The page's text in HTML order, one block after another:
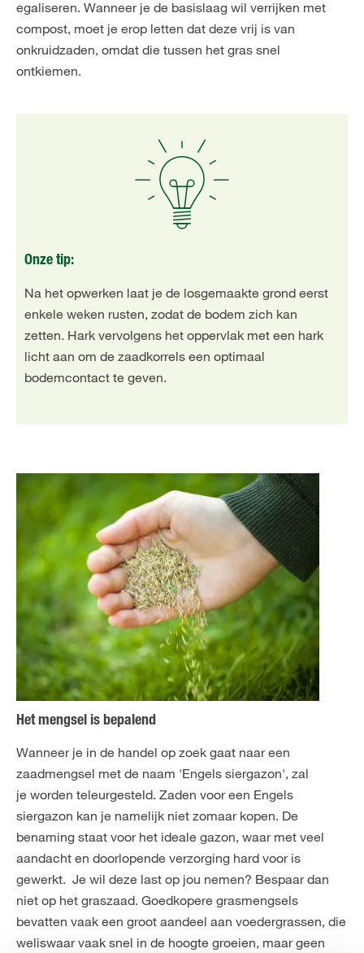
egaliseren. Wanneer je de basislaag wil verrijken met
compost, moet je erop letten dat deze vrij is van
onkruidzaden, omdat die tussen het gras snel
ontkiemen.
Onze tip:
Na het opwerken laat je de losgemaakte grond eerst
enkele weken rusten, zodat de bodem zich kan
zetten. Hark vervolgens het oppervlak met een hark
licht aan om de zaadkorrels een optimaal
bodemcontact te geven.
Het mengsel is bepalend
Wanneer je in de handel op zoek gaat naar een
zaadmengsel met de naam 'Engels siergazon', zal
je worden teleurgesteld. Zaden voor een Engels
siergazon kan je namelijk niet zomaar kopen. De
benaming staat voor het ideale gazon, waar met veel
aandacht en doorlopende verzorging hard voor is
gewerkt. Je wil deze last op jou nemen? Bespaar dan
niet op het graszaad. Goedkopere grasmengsels
bevatten vaak een groot aandeel aan voedergrassen, die
weliswaar vaak snel in de hoogte groeien, maar geen